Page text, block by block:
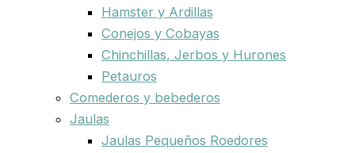
Hamster y Ardillas
Conejos y Cobayas
Chinchillas, Jerbos y Hurones
Petauros
Comederos y bebederos
Jaulas
Jaulas Pequeños Roedores